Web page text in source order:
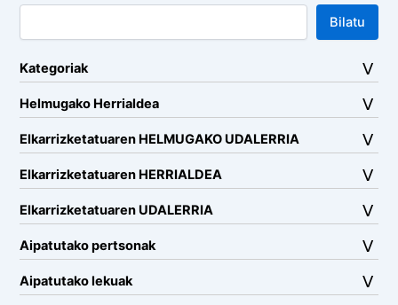
Bilatu
Kategoriak
Helmugako Herrialdea
Elkarrizketatuaren HELMUGAKO UDALERRIA
Elkarrizketatuaren HERRIALDEA
Elkarrizketatuaren UDALERRIA
Aipatutako pertsonak
Aipatutako lekuak